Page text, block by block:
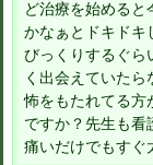
ど治療を始める
かなぁとドキドキ
びっくりするぐら
く出会えていた
怖をもたれてる方
ですか？先生も看
痛いだけでもすぐ